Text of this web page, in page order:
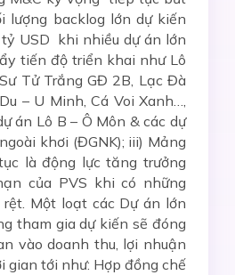
lượng backlog lớn dự kiến
USD khi nhiều dự án lớn
tiến độ triển khai như Lô
Tử Trắng GĐ 2B, Lạc Đà
– U Minh, Cá Voi Xanh…,
án Lô B – Ô Môn & các dự
khơi (ĐGNK); iii) Mảng
là động lực tăng trưởng
của PVS khi có những
Một loạt các Dự án lớn
tham gia dự kiến sẽ đóng
vào doanh thu, lợi nhuận
gian tới như: Hợp đồng chế